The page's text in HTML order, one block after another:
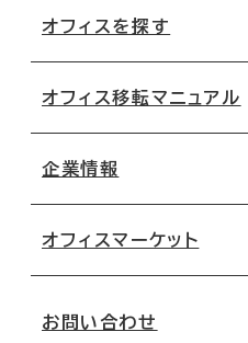
オフィスを探す
地図から探す
路線・駅から探す
オフィス移転マニュアル
移転コストシミュレーション
移転スケジュール
オフィス移転Q&A
企業情報
オフィスマーケット
お問い合わせ